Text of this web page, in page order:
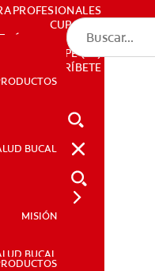
PRODUCTOS
PROFESIONALES
CUPONES
DÓNDE COMPRAR
PE (ES)
SUSCRÍBETE
BUCAL
MISIÓN
BUCAL
un
la